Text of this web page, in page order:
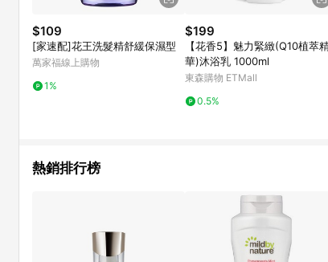
$109
[家速配]花王洗髮精舒緩保濕型
萬家福線上購物
1%
$199
【花香5】魅力緊緻(Q10植萃
華)沐浴乳 1000ml
東森購物 ETMall
0.5%
熱銷排行榜